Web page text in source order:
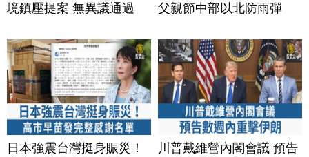
境鎮壓提案 無異議通過
父親節中部以北防雨彈
日本強震台灣挺身賑災！
川普戴維營內閣會議 預告